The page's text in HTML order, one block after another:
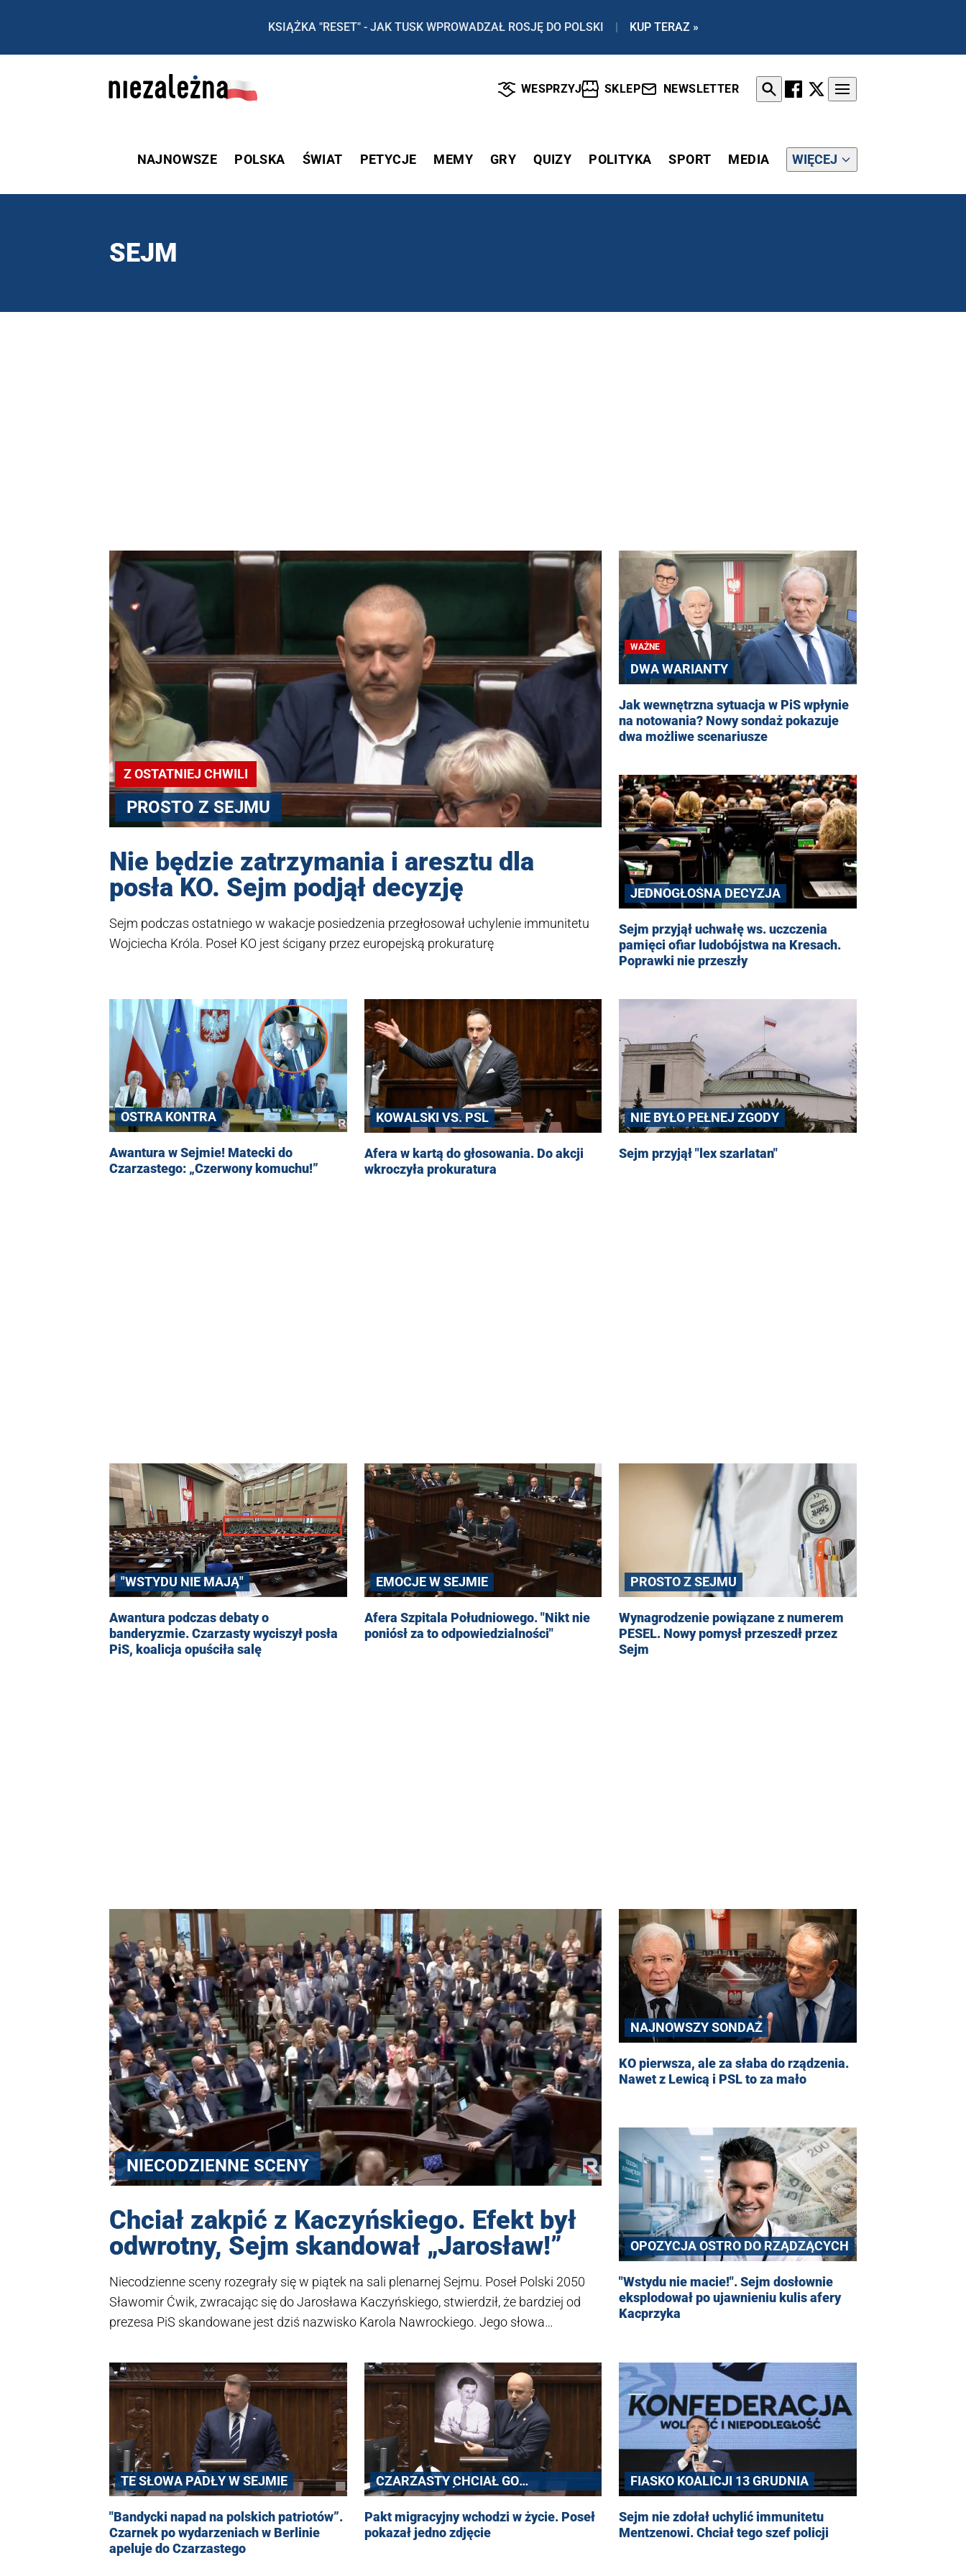
KSIĄŻKA "RESET" - JAK TUSK WPROWADZAŁ ROSJĘ DO POLSKI | KUP TERAZ »
WESPRZYJ SKLEP NEWSLETTER
NAJNOWSZE POLSKA ŚWIAT PETYCJE MEMY GRY QUIZY POLITYKA SPORT MEDIA WIĘCEJ
SEJM
Z OSTATNIEJ CHWILI
PROSTO Z SEJMU
Nie będzie zatrzymania i aresztu dla
posła KO. Sejm podjął decyzję
Sejm podczas ostatniego w wakacje posiedzenia przegłosował uchylenie immunitetu
Wojciecha Króla. Poseł KO jest ścigany przez europejską prokuraturę
WAŻNE
DWA WARIANTY
Jak wewnętrzna sytuacja w PiS wpłynie
na notowania? Nowy sondaż pokazuje
dwa możliwe scenariusze
JEDNOGŁOŚNA DECYZJA
Sejm przyjął uchwałę ws. uczczenia
pamięci ofiar ludobójstwa na Kresach.
Poprawki nie przeszły
OSTRA KONTRA
Awantura w Sejmie! Matecki do
Czarzastego: „Czerwony komuchu!”
KOWALSKI VS. PSL
Afera w kartą do głosowania. Do akcji
wkroczyła prokuratura
NIE BYŁO PEŁNEJ ZGODY
Sejm przyjął "lex szarlatan"
"WSTYDU NIE MAJĄ"
Awantura podczas debaty o
banderyzmie. Czarzasty wyciszył posła
PiS, koalicja opuściła salę
EMOCJE W SEJMIE
Afera Szpitala Południowego. "Nikt nie
poniósł za to odpowiedzialności"
PROSTO Z SEJMU
Wynagrodzenie powiązane z numerem
PESEL. Nowy pomysł przeszedł przez
Sejm
NIECODZIENNE SCENY
Chciał zakpić z Kaczyńskiego. Efekt był
odwrotny, Sejm skandował „Jarosław!”
Niecodzienne sceny rozegrały się w piątek na sali plenarnej Sejmu. Poseł Polski 2050
Sławomir Ćwik, zwracając się do Jarosława Kaczyńskiego, stwierdził, że bardziej od
prezesa PiS skandowane jest dziś nazwisko Karola Nawrockiego. Jego słowa
głośno skandować: „Jarosław, Jarosław!”.
NAJNOWSZY SONDAŻ
KO pierwsza, ale za słaba do rządzenia.
Nawet z Lewicą i PSL to za mało
OPOZYCJA OSTRO DO RZĄDZĄCYCH
"Wstydu nie macie!". Sejm dosłownie
eksplodował po ujawnieniu kulis afery
Kacprzyka
TE SŁOWA PADŁY W SEJMIE
"Bandycki napad na polskich patriotów”.
Czarnek po wydarzeniach w Berlinie
apeluje do Czarzastego
CZARZASTY CHCIAŁ GO
ZAKRZYCZEĆ
Pakt migracyjny wchodzi w życie. Poseł
pokazał jedno zdjęcie
FIASKO KOALICJI 13 GRUDNIA
Sejm nie zdołał uchylić immunitetu
Mentzenowi. Chciał tego szef policji